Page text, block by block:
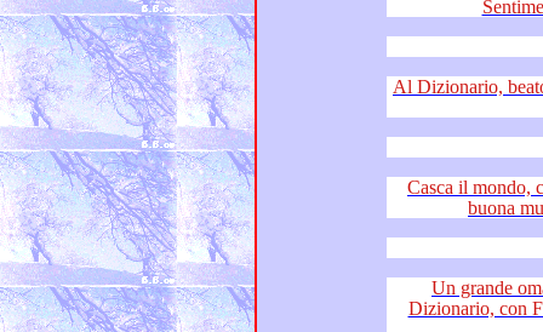
Al Dizionario, beato a chi ti
Casca il mondo, casca la
Un grande
Dizionario, con